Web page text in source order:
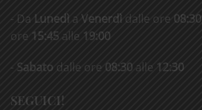
- Da Lunedì a Venerdì dalle ore 08:30
ore 15:45 alle 19:00
- Sabato dalle ore 08:30 alle 12:30
SEGUICI!